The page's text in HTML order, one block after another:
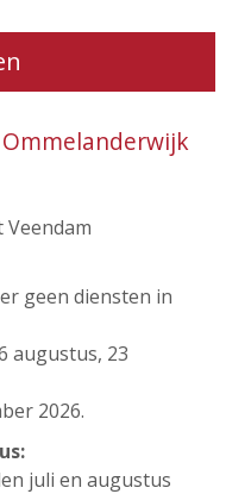
geen diensten in
augustus, 23
2026.
juli en augustus